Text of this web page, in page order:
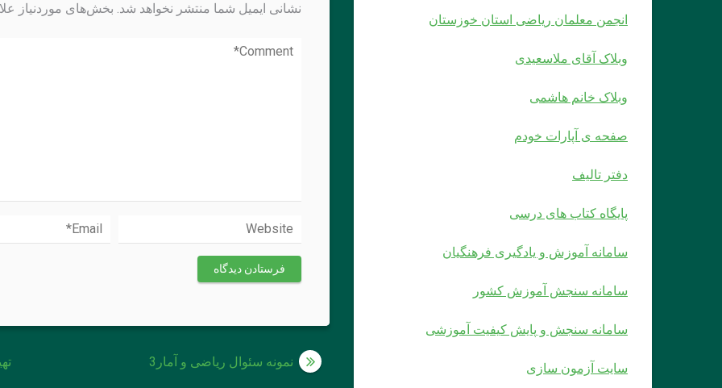
نشانی ایمیل شما منتشر نخواهد شد. بخش‌های موردنیاز
راهبرینمونه سئوال ریاضی و آمار3
انجمن معلمان ریاضی استان خوزستان
وبلاک آقای ملاسعیدی
وبلاک خانم هاشمی
صفحه ی آپارات خودم
دفتر تالیف
پایگاه کتاب های درسی
سامانه آموزش و یادگیری فرهنگیان
سامانه سنجش آموزش کشور
سامانه سنجش و پایش کیفیت آموزشی
سایت آزمون سازی